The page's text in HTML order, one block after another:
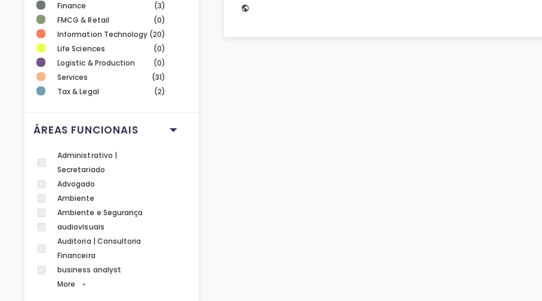
Finance
(3)
FMCG & Retail
(0)
Information Technology (20)
Life Sciences
(0)
Logistic & Production
(0)
Services
(31)
Tax & Legal
(2)
ÁREAS FUNCIONAIS
Administrativo |
Secretariado
Advogado
Ambiente
Ambiente e Segurança
audiovisuais
Auditoria | Consultoria
Financeira
business analyst
More